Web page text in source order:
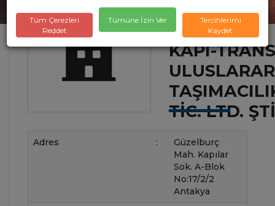
KAPI-TRANS
TIC. LTD.
Adres :
Güzelburç
Mah. Kapılar
Sok. A-Blok
No:17/2/2
Antakya
Tüm Çerezleri
Reddet
Tümüne İzin Ver
Tercihlerimi
Kaydet